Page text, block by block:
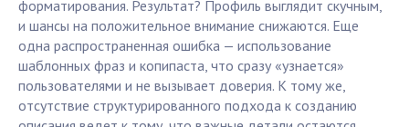
форматирования. Результат? Профиль выглядит скучным,
и шансы на положительное внимание снижаются. Еще
одна распространенная ошибка — использование
шаблонных фраз и копипаста, что сразу «узнается»
пользователями и не вызывает доверия. К тому же,
отсутствие структурированного подхода к созданию